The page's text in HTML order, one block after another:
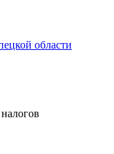
области